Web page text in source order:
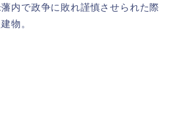
内で政争に敗れ謹慎させられた際
物。